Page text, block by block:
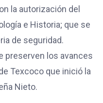
la autorización del
e Historia; que se
de seguridad.
preserven los avances
Texcoco que inició la
Nieto.